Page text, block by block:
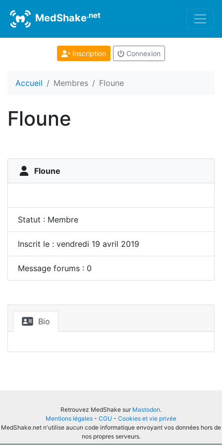
MedShake.net
Inscription Connexion
Accueil Membres Floune
Floune
Floune
Statut : Membre
Inscrit le : vendredi 19 avril 2019
Message forums : 0
Bio
Retrouvez MedShake sur Mastodon.
Mentions légales - CGU - Cookies et vie privée
MedShake.net n'utilise aucun code informatique envoyant vos données hors de
nos propres serveurs.